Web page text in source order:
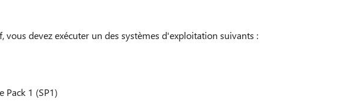
vous devez exécuter un des systèmes d'exploitation suivants :
Pack 1 (SP1)